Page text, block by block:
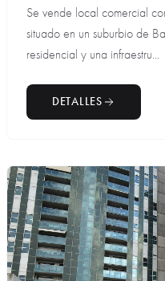
Se vende local comercial
situado en un suburbio de
residencial y una infraestru...
DETALLES